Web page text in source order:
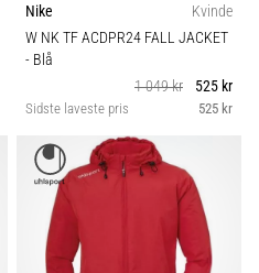
Nike
Kvinde
W NK TF ACDPR24 FALL JACKET
- Blå
1 049 kr
525 kr
Sidste laveste pris 525 kr